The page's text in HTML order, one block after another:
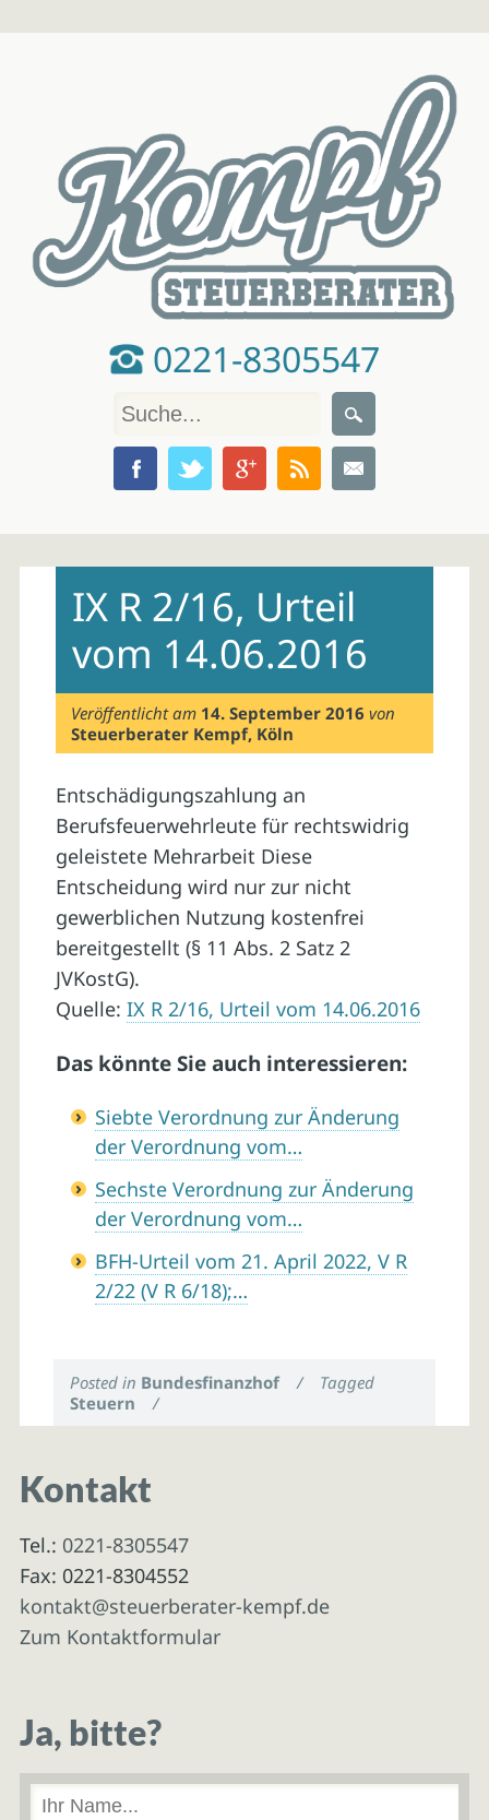
0221-8305547
contentIX R 2/16, Urteil
vom 14.06.2016
Veröffentlicht am 14. September 2016 von
Steuerberater Kempf, Köln
Entschädigungszahlung an
Berufsfeuerwehrleute für rechtswidrig
geleistete Mehrarbeit Diese
Entscheidung wird nur zur nicht
gewerblichen Nutzung kostenfrei
bereitgestellt (§ 11 Abs. 2 Satz 2
JVKostG).
Quelle: IX R 2/16, Urteil vom 14.06.2016
Das könnte Sie auch interessieren:
Siebte Verordnung zur Änderung
der Verordnung vom…
Sechste Verordnung zur Änderung
der Verordnung vom…
BFH-Urteil vom 21. April 2022, V R
2/22 (V R 6/18);…
Posted in Bundesfinanzhof /
Tagged
Steuern
/
Kontakt
Tel.: 0221-8305547
Fax: 0221-8304552
kontakt@steuerberater-kempf.de
Zum Kontaktformular
Ja, bitte?